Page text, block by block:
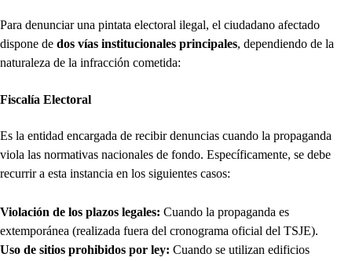
Para denunciar una pintata electoral ilegal, el ciudadano afectado
dispone de dos vías institucionales principales, dependiendo de la
naturaleza de la infracción cometida:
Fiscalía Electoral
Es la entidad encargada de recibir denuncias cuando la propaganda
viola las normativas nacionales de fondo. Específicamente, se debe
recurrir a esta instancia en los siguientes casos:
Violación de los plazos legales: Cuando la propaganda es
extemporánea (realizada fuera del cronograma oficial del TSJE).
Uso de sitios prohibidos por ley: Cuando se utilizan edificios